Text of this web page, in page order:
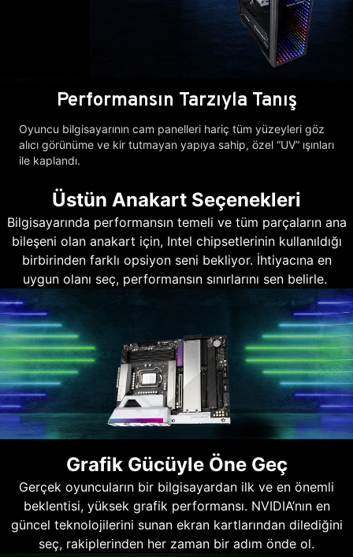
Performansın Tarzıyla Tanış
Oyuncu bilgisayarının cam panelleri hariç tüm yüzeyleri göz
alıcı görünüme ve kir tutmayan yapıya sahip, özel “UV” ışınları
ile kaplandı.
Üstün Anakart Seçenekleri
Bilgisayarında performansın temeli ve tüm parçaların ana
bileşeni olan anakart için, Intel chipsetlerinin kullanıldığı
birbirinden farklı opsiyon seni bekliyor. İhtiyacına en
uygun olanı seç, performansın sınırlarını sen belirle.
Grafik Gücüyle Öne Geç
Gerçek oyuncuların bir bilgisayardan ilk ve en önemli
beklentisi, yüksek grafik performansı. NVIDIA’nın en
güncel teknolojilerini sunan ekran kartlarından dilediğini
seç, rakiplerinden her zaman bir adım önde ol.